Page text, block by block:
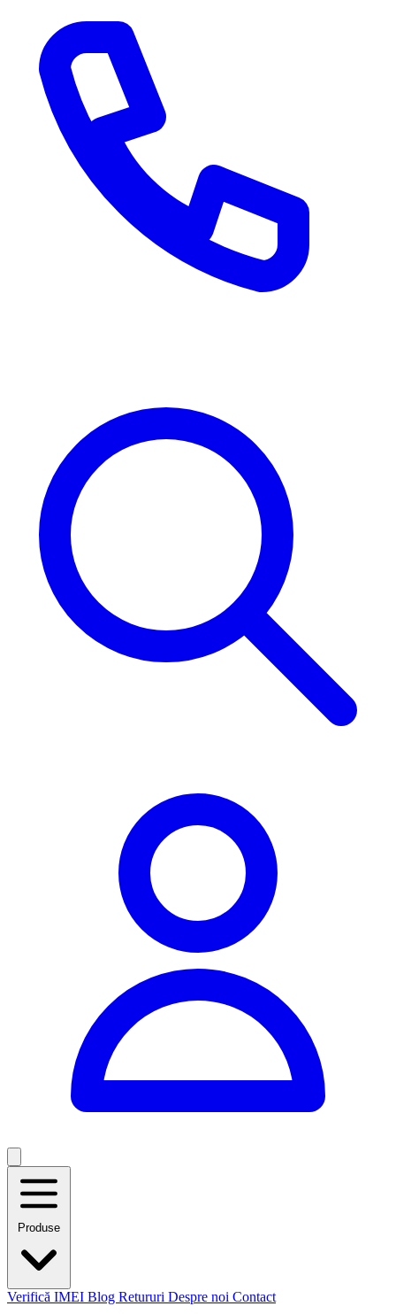
Produse
Verifică IMEI Blog Retururi Despre noi Contact